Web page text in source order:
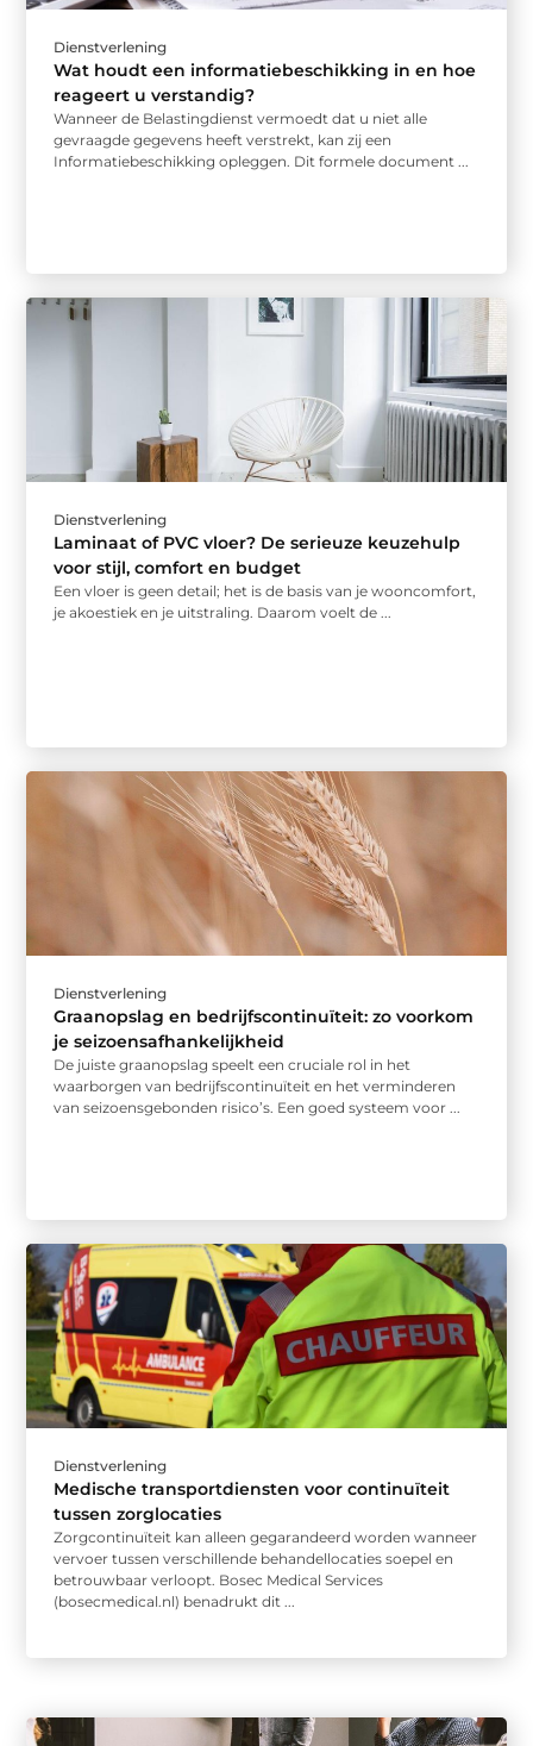
Dienstverlening
Wat houdt een informatiebeschikking in en hoe
reageert u verstandig?
Wanneer de Belastingdienst vermoedt dat u niet alle
gevraagde gegevens heeft verstrekt, kan zij een
Informatiebeschikking opleggen. Dit formele document ...
Dienstverlening
Laminaat of PVC vloer? De serieuze keuzehulp
voor stijl, comfort en budget
Een vloer is geen detail; het is de basis van je wooncomfort,
je akoestiek en je uitstraling. Daarom voelt de ...
Dienstverlening
Graanopslag en bedrijfscontinuïteit: zo voorkom
je seizoensafhankelijkheid
De juiste graanopslag speelt een cruciale rol in het
waarborgen van bedrijfscontinuïteit en het verminderen
van seizoensgebonden risico’s. Een goed systeem voor ...
Dienstverlening
Medische transportdiensten voor continuïteit
tussen zorglocaties
Zorgcontinuïteit kan alleen gegarandeerd worden wanneer
vervoer tussen verschillende behandellocaties soepel en
betrouwbaar verloopt. Bosec Medical Services
(bosecmedical.nl) benadrukt dit ...